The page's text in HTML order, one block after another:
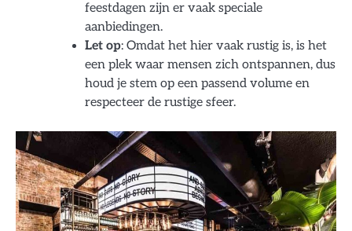
feestdagen zijn er vaak speciale
aanbiedingen.
Let op: Omdat het hier vaak rustig is, is het
een plek waar mensen zich ontspannen, dus
houd je stem op een passend volume en
respecteer de rustige sfeer.